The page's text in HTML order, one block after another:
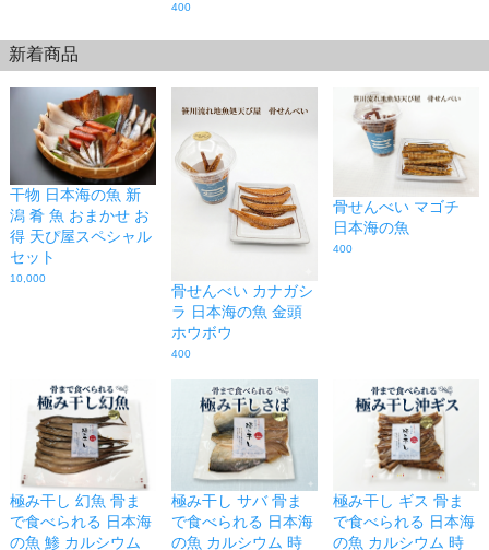
400
新着商品
干物 日本海の魚 新
潟 肴 魚 おまかせ お
得 天ぴ屋スペシャル
セット
10,000
骨せんべい カナガシ
ラ 日本海の魚 金頭
ホウボウ
400
骨せんべい マゴチ
日本海の魚
400
極み干し 幻魚 骨ま
で食べられる 日本海
の魚 鯵 カルシウム
極み干し サバ 骨ま
で食べられる 日本海
の魚 カルシウム 時
極み干し ギス 骨ま
で食べられる 日本海
の魚 カルシウム 時